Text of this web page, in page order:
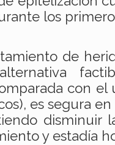
los
de
con el
es segura
disminuir
y estadía